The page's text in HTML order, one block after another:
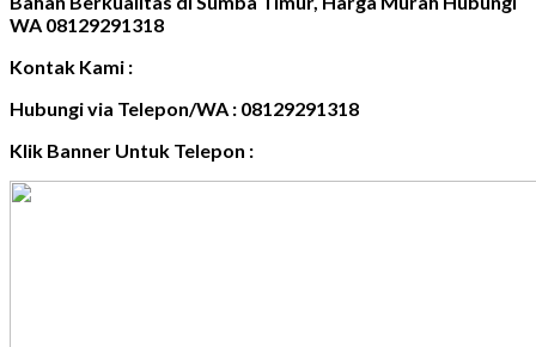
WA 08129291318
Kontak Kami :
Hubungi via Telepon/WA : 08129291318
Klik Banner Untuk Telepon :